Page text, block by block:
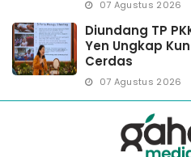
07 Agustus 2026
Diundang TP
Yen Ungkap
Cerdas
07 Agustus 2026